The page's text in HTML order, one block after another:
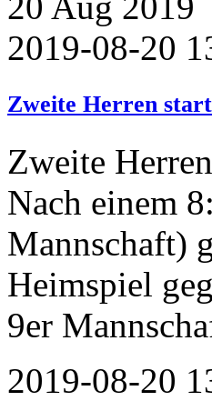
2019-08-20
Zweite Herren
Zweite
Nach einem
Mannschaft)
Heimspiel
9er
2019-08-20